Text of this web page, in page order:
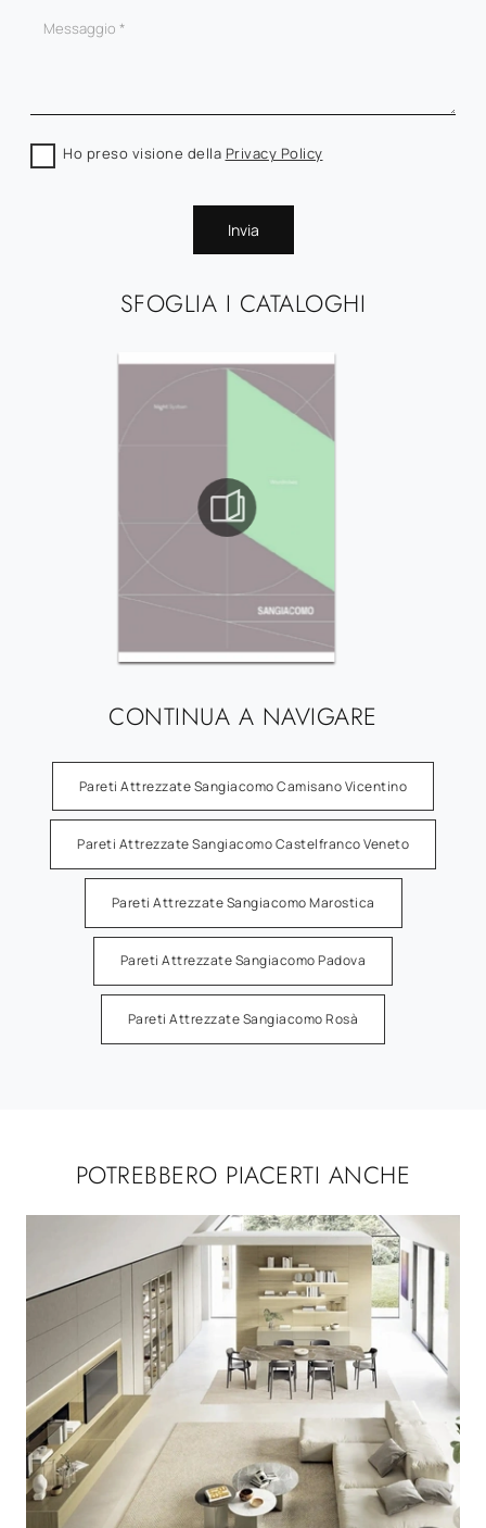
SFOGLIA I CATALOGHI
CONTINUA A NAVIGARE
Pareti Attrezzate Sangiacomo Camisano Vicentino
Pareti Attrezzate Sangiacomo Castelfranco Veneto
Pareti Attrezzate Sangiacomo Marostica
Pareti Attrezzate Sangiacomo Padova
Pareti Attrezzate Sangiacomo Rosà
Ho preso visione della Privacy Policy
Invia
POTREBBERO PIACERTI ANCHE